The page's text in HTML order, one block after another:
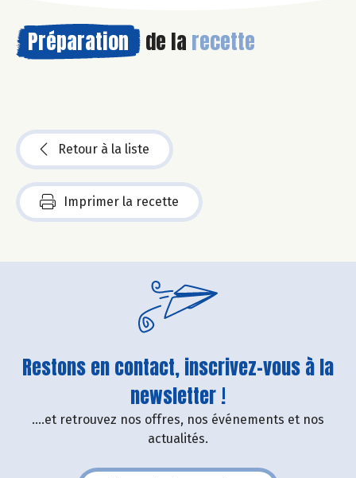
Préparation de la recette
Retour à la liste
Imprimer la recette
Restons en contact, inscrivez-vous à la
newsletter !
....et retrouvez nos offres, nos événements et nos
actualités.